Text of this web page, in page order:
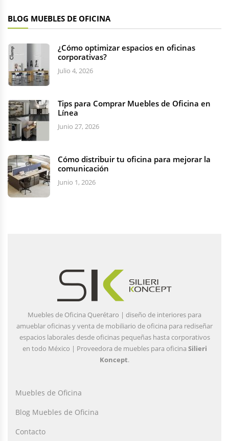
BLOG MUEBLES DE OFICINA
¿Cómo optimizar espacios en oficinas
corporativas?
Julio 4, 2026
Tips para Comprar Muebles de Oficina en
Línea
Junio 27, 2026
Cómo distribuir tu oficina para mejorar la
comunicación
Junio 1, 2026
Muebles de Oficina Querétaro | diseño de interiores para
amueblar oficinas y venta de mobiliario de oficina para rediseñar
espacios laborales desde oficinas pequeñas hasta corporativos
en todo México | Proveedora de muebles para oficina Silieri
Koncept.
Muebles de Oficina
Blog Muebles de Oficina
Contacto